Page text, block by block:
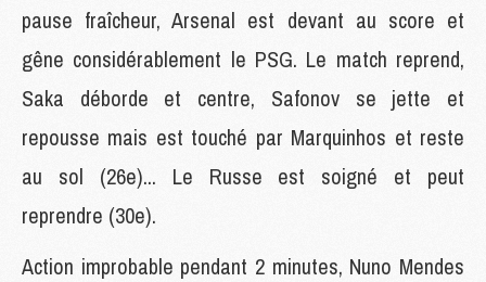
pause fraîcheur, Arsenal est devant au score et
gêne considérablement le PSG. Le match reprend,
Saka déborde et centre, Safonov se jette et
repousse mais est touché par Marquinhos et reste
au sol (26e)... Le Russe est soigné et peut
reprendre (30e).
Action improbable pendant 2 minutes, Nuno Mendes